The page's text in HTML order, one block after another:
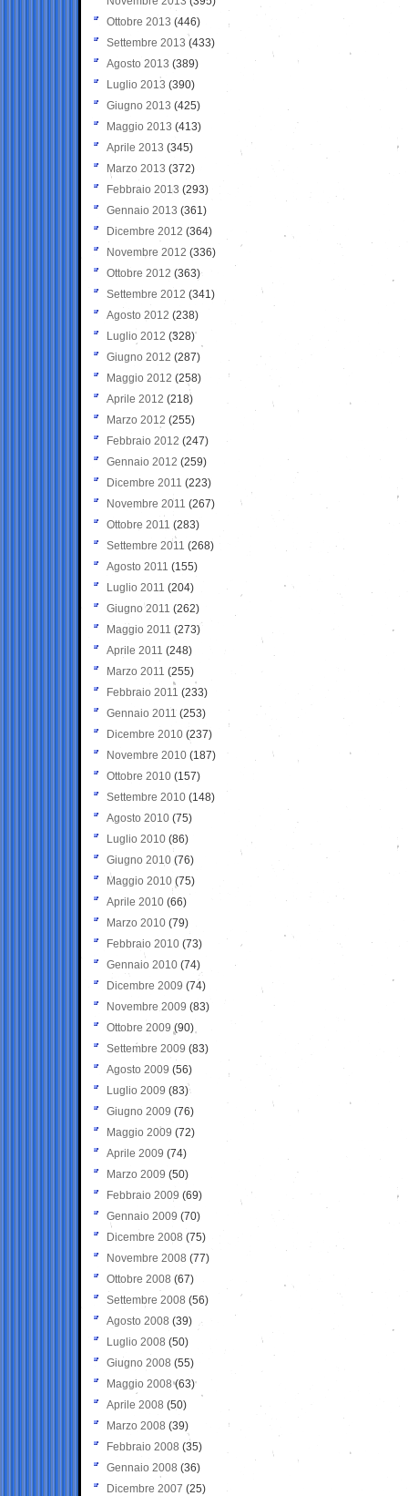
Ottobre 2013 (446)
Settembre 2013 (433)
Agosto 2013 (389)
Luglio 2013 (390)
Giugno 2013 (425)
Maggio 2013 (413)
Aprile 2013 (345)
Marzo 2013 (372)
Febbraio 2013 (293)
Gennaio 2013 (361)
Dicembre 2012 (364)
Novembre 2012 (336)
Ottobre 2012 (363)
Settembre 2012 (341)
Agosto 2012 (238)
Luglio 2012 (328)
Giugno 2012 (287)
Maggio 2012 (258)
Aprile 2012 (218)
Marzo 2012 (255)
Febbraio 2012 (247)
Gennaio 2012 (259)
Dicembre 2011 (223)
Novembre 2011 (267)
Ottobre 2011 (283)
Settembre 2011 (268)
Agosto 2011 (155)
Luglio 2011 (204)
Giugno 2011 (262)
Maggio 2011 (273)
Aprile 2011 (248)
Marzo 2011 (255)
Febbraio 2011 (233)
Gennaio 2011 (253)
Dicembre 2010 (237)
Novembre 2010 (187)
Ottobre 2010 (157)
Settembre 2010 (148)
Agosto 2010 (75)
Luglio 2010 (86)
Giugno 2010 (76)
Maggio 2010 (75)
Aprile 2010 (66)
Marzo 2010 (79)
Febbraio 2010 (73)
Gennaio 2010 (74)
Dicembre 2009 (74)
Novembre 2009 (83)
Ottobre 2009 (90)
Settembre 2009 (83)
Agosto 2009 (56)
Luglio 2009 (83)
Giugno 2009 (76)
Maggio 2009 (72)
Aprile 2009 (74)
Marzo 2009 (50)
Febbraio 2009 (69)
Gennaio 2009 (70)
Dicembre 2008 (75)
Novembre 2008 (77)
Ottobre 2008 (67)
Settembre 2008 (56)
Agosto 2008 (39)
Luglio 2008 (50)
Giugno 2008 (55)
Maggio 2008(63)
Aprile 2008 (50)
Marzo 2008 (39)
Febbraio 2008 (35)
Gennaio 2008 (36)
Dicembre 2007 (25)